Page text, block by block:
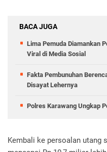
BACA JUGA
Lima Pemuda Diamankan
Viral di Media Sosial
Fakta Pembunuhan
Disayat Lehernya
Polres Karawang Ungkap
Kembali ke persoalan utang